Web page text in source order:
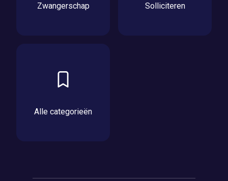
Zwangerschap Solliciteren
Alle categorieën